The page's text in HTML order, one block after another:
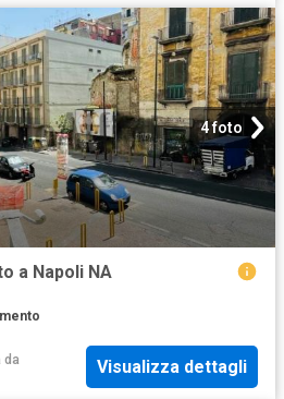
4 foto
a Napoli NA
da
Visualizza dettagli